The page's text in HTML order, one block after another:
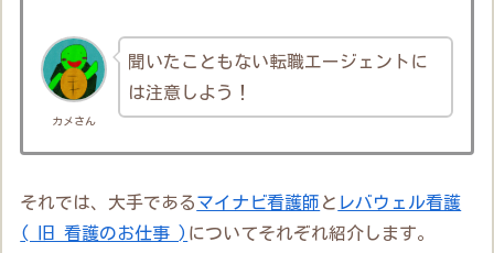
カメさん
聞いたこともない転職エージェントに
は注意しよう！
それでは、大手であるマイナビ看護師 と レバウェル看護
( 旧 看護のお仕事 ) についてそれぞれ紹介します。